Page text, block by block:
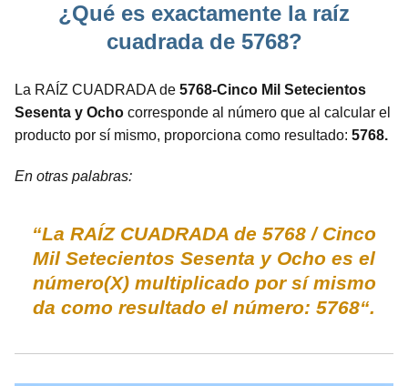
¿Qué es exactamente la raíz
cuadrada de 5768?
La RAÍZ CUADRADA de 5768-Cinco Mil Setecientos
Sesenta y Ocho corresponde al número que al calcular el
producto por sí mismo, proporciona como resultado: 5768.
En otras palabras:
“La RAÍZ CUADRADA de 5768 / Cinco
Mil Setecientos Sesenta y Ocho es el
número(X) multiplicado por sí mismo
da como resultado el número: 5768“.